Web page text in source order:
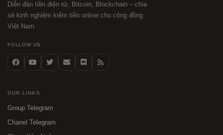
Diễn đàn tiền điện tử, Bitcoin, Blockchain – chia
sẻ kinh nghiệm kiếm tiền online cho cộng đồng
Việt Nam.
FOLLOW US
OUR LINKS
Group Telegram
Chanel Telegram